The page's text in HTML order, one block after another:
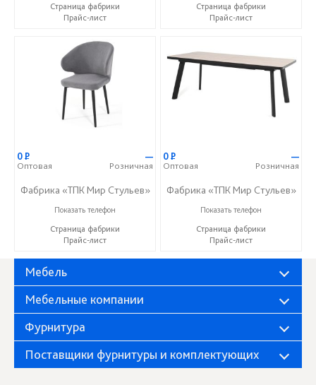
Страница фабрики
Прайс-лист
Страница фабрики
Прайс-лист
0Р
Оптовая
—
Розничная
Фабрика «ТПК Мир Стульев»
8 (927) 648-00-04
Показать телефон
Страница фабрики
Прайс-лист
0Р
Оптовая
—
Розничная
Фабрика «ТПК Мир Стульев»
8 (927) 648-00-04
Показать телефон
Страница фабрики
Прайс-лист
Мебель
Мебельные компании
Фурнитура
Поставщики фурнитуры и комплектующих